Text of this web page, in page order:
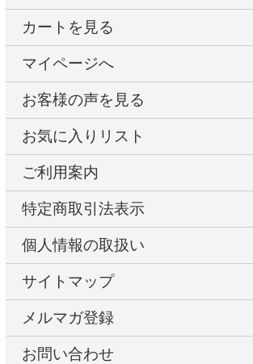
カートを見る
マイページへ
お客様の声を見る
お気に入りリスト
ご利用案内
特定商取引法表示
個人情報の取扱い
サイトマップ
メルマガ登録
お問い合わせ